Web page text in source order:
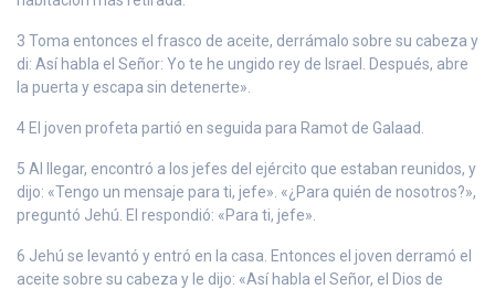
3 Toma entonces el frasco de aceite, derrámalo sobre su cabeza y
di: Así habla el Señor: Yo te he ungido rey de Israel. Después, abre
la puerta y escapa sin detenerte».
4 El joven profeta partió en seguida para Ramot de Galaad.
5 Al llegar, encontró a los jefes del ejército que estaban reunidos, y
dijo: «Tengo un mensaje para ti, jefe». «¿Para quién de nosotros?»,
preguntó Jehú. El respondió: «Para ti, jefe».
6 Jehú se levantó y entró en la casa. Entonces el joven derramó el
aceite sobre su cabeza y le dijo: «Así habla el Señor, el Dios de